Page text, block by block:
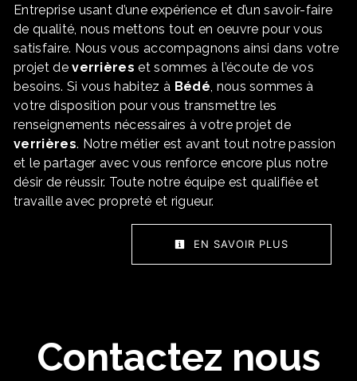
Entreprise usant d’une expérience et d’un savoir-faire
de qualité, nous mettons tout en oeuvre pour vous
satisfaire. Nous vous accompagnons ainsi dans votre
projet deverrières et sommes à l’écoute de vos
besoins. Si vous habitez à Bédé, nous sommes à
votre disposition pour vous transmettre les
renseignements nécessaires à votre projet de
verrières. Notre métier est avant tout notre passion
et le partager avec vous renforce encore plus notre
désir de réussir. Toute notre équipe est qualifiée et
travaille avec propreté et rigueur.
EN SAVOIR PLUS
Contactez nous